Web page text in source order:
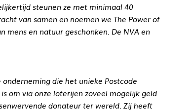
steunen ze met minimaal 40
van samen en noemen we The Power of
mens en natuur geschonken. De NVA en
die het unieke Postcode
om via onze loterijen zoveel mogelijk geld
donateur ter wereld. Zij heeft